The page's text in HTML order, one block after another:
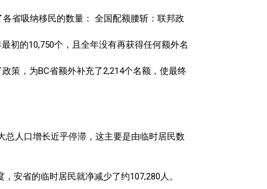
省吸纳移民的数量： 全国配额腰斩：联邦政
初的10,750个，且全年没有再获得任何额外名
策，为BC省额外补充了2,214个名额，使最终
总人口增长近乎停滞，这主要是由临时居民数
安省的临时居民就净减少了约107,280人。